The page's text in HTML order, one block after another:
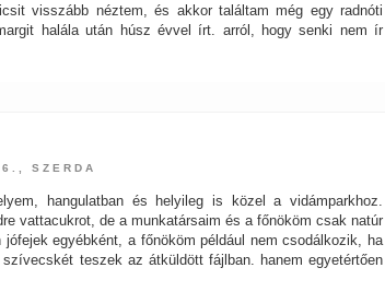
visszább néztem, és akkor találtam még egy radnóti
halála után húsz évvel írt. arról, hogy senki nem ír
SZERDA
hangulatban és helyileg is közel a vidámparkhoz.
vattacukrot, de a munkatársaim és a főnököm csak natúr
jófejek egyébként, a főnököm például nem csodálkozik, ha
teszek az átküldött fájlban. hanem egyetértően